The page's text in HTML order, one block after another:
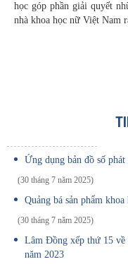
học góp phần giải quyết
nhà khoa học nữ Việt Nam
Ứng dụng bản đồ số
(30 tháng 7 năm 2025)
Quảng bá sản phẩm
(30 tháng 7 năm 2025)
Lâm Đồng xếp thứ 15 về
năm 2023